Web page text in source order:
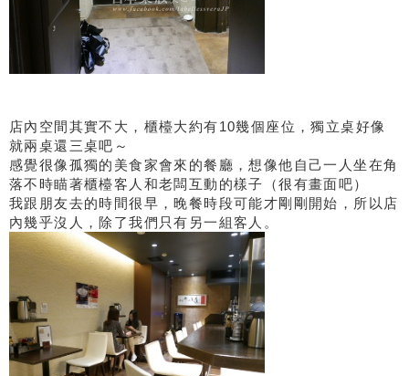
店內空間其實不大，櫃檯大約有10幾個座位，獨立桌好像
就兩桌還三桌吧～
感覺很像孤獨的美食家會來的餐廳，想像他自己一人坐在角
落不時瞄著櫃檯客人和老闆互動的樣子（很有畫面吧）
我跟朋友去的時間很早，晚餐時段可能才剛剛開始，所以店
內幾乎沒人，除了我們只有另一組客人。